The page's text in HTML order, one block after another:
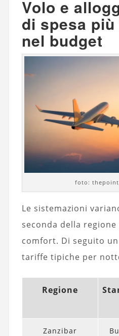
Volo e
di spesa
nel budget
foto:
Le sistemazioni
seconda della
comfort. Di seguito
tariffe tipiche per
Regione
Zanzibar